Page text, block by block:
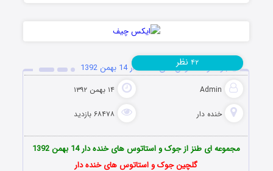
جوک و استاتوس های خنده دار 14 بهمن 1392
Admin ۱۴ بهمن ۱۳۹۲
خنده دار ۶۸۴۷۸ بازدید
۴۲ نظر
مجموعه ای طنز از جوک و استاتوس های خنده دار 14 بهمن 1392
گلچین جوک و استاتوس های خنده دار